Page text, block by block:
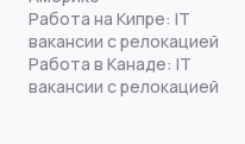
Работа на Кипре: IT
вакансии с релокацией
Работа в Канаде: IT
вакансии с релокацией